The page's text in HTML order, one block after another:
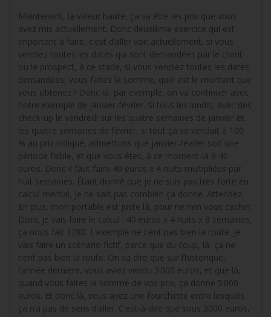
Maintenant, la valeur haute, ça va être les prix que vous
avez mis actuellement. Donc deuxième exercice qui est
important à faire, c’est d’aller voir actuellement, si vous
vendiez toutes les dates qui sont demandées par le client
ou le prospect, à ce stade, si vous vendiez toutes les dates
demandées, vous faites la somme, quel est le montant que
vous obtenez ? Donc là, par exemple, on va continuer avec
notre exemple de janvier-février. Si tous les lundis, avec des
check-up le vendredi sur les quatre semaines de janvier et
les quatre semaines de février, si tout ça se vendait à 100
% au prix indiqué, admettons que janvier-février soit une
période faible, et que vous êtes, à ce moment-là à 40
euros. Donc il faut faire 40 euros x 4 nuits multipliées par
huit semaines. Étant donné que je ne suis pas très forte en
calcul mental, je ne sais pas combien ça donne. Attendez.
En plus, mon portable est juste là, pour ne rien vous cacher.
Donc je vais faire le calcul : 40 euros x 4 nuits x 8 semaines,
ça nous fait 1280. L’exemple ne tient pas bien la route. Je
vais faire un scénario fictif, parce que du coup, là, ça ne
tient pas bien la route. On va dire que sur l’historique,
l’année dernière, vous aviez vendu 3 000 euros, et que là,
quand vous faites la somme de vos prix, ça donne 5 000
euros. Et donc là, vous avez une fourchette entre lesquels
ça n’a pas de sens d’aller. C’est-à-dire que sous 3000 euros,